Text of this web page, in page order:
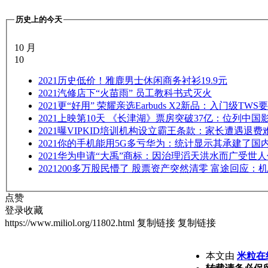
历史上的今天
10 月
10
2021 历史低价！雅鹿男士休闲商务衬衫19.9元
2021汽修店下“火苗雨” 员工教科书式灭火
2021
更“好用” 荣耀亲选Earbuds X2新品：入门级
2021
上映第10天 《长津湖》票房突破37亿：位列中国
2021曝VIPKID培训机构设立霸王条款：家长遭遇退费
2021你的手机能用5G多亏华为：统计显示其承建了国
2021华为申请“大禹”商标：因治理滔天洪水而广受世
2021 200多万股民懵了 股票资产突然清零 富途回应：
点赞
登录收藏
https://www.miliol.org/11802.html 复制链接 复制链接
本文由 米粒在